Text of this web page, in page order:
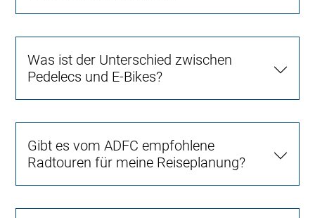
Was ist der Unterschied zwischen
Pedelecs und E-Bikes?
Gibt es vom ADFC empfohlene
Radtouren für meine Reiseplanung?